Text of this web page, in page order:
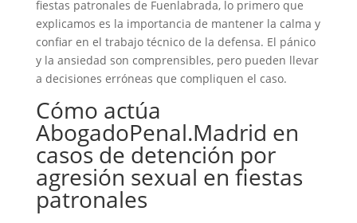
fiestas patronales de Fuenlabrada, lo primero que
explicamos es la importancia de mantener la calma y
confiar en el trabajo técnico de la defensa. El pánico
y la ansiedad son comprensibles, pero pueden llevar
a decisiones erróneas que compliquen el caso.
Cómo actúa
AbogadoPenal.Madrid en
casos de detención por
agresión sexual en fiestas
patronales